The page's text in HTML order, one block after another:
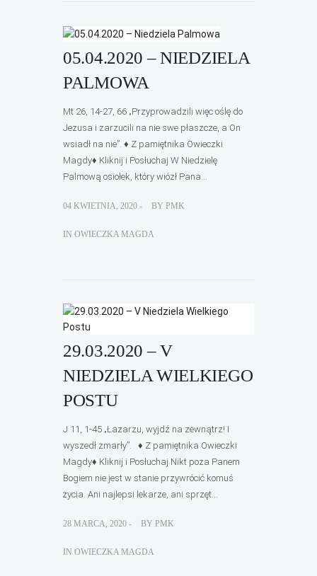
05.04.2020 – NIEDZIELA
PALMOWA
Mt 26, 14-27, 66 „Przyprowadzili więc oślę do
Jezusa i zarzucili na nie swe płaszcze, a On
wsiadł na nie”. ♦ Z pamiętnika Owieczki
Magdy♦ Kliknij i Posłuchaj W Niedzielę
Palmową osiołek, który wiózł Pana...
04 KWIETNIA, 2020 - BY PMK
IN OWIECZKA MAGDA
29.03.2020 – V
NIEDZIELA WIELKIEGO
POSTU
J 11, 1-45 „Łazarzu, wyjdź na zewnątrz! I
wyszedł zmarły”. ♦ Z pamiętnika Owieczki
Magdy♦ Kliknij i Posłuchaj Nikt poza Panem
Bogiem nie jest w stanie przywrócić komuś
życia. Ani najlepsi lekarze, ani sprzęt...
28 MARCA, 2020 - BY PMK
IN OWIECZKA MAGDA